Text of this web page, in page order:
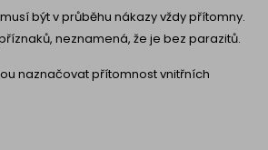
být v průběhu nákazy vždy přítomny.
neznamená, že je bez parazitů.
naznačovat přítomnost vnitřních